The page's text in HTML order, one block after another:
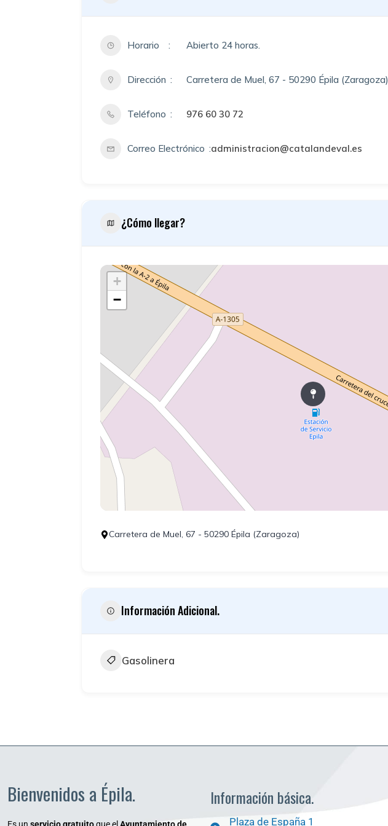
Horario Abierto 24 horas.
Dirección Carretera de Muel, 67 - 50290 Épila (Zaragoza)
Teléfono 976 60 30 72
Correo Electrónico administracion@catalandeval.es
¿Cómo llegar?
+
−
Carretera de Muel, 67 - 50290 Épila (Zaragoza)
Información Adicional.
Gasolinera
Bienvenidos a Épila.
Es un servicio gratuitoque el Ayuntamiento de
Información básica.
Plaza de España 1